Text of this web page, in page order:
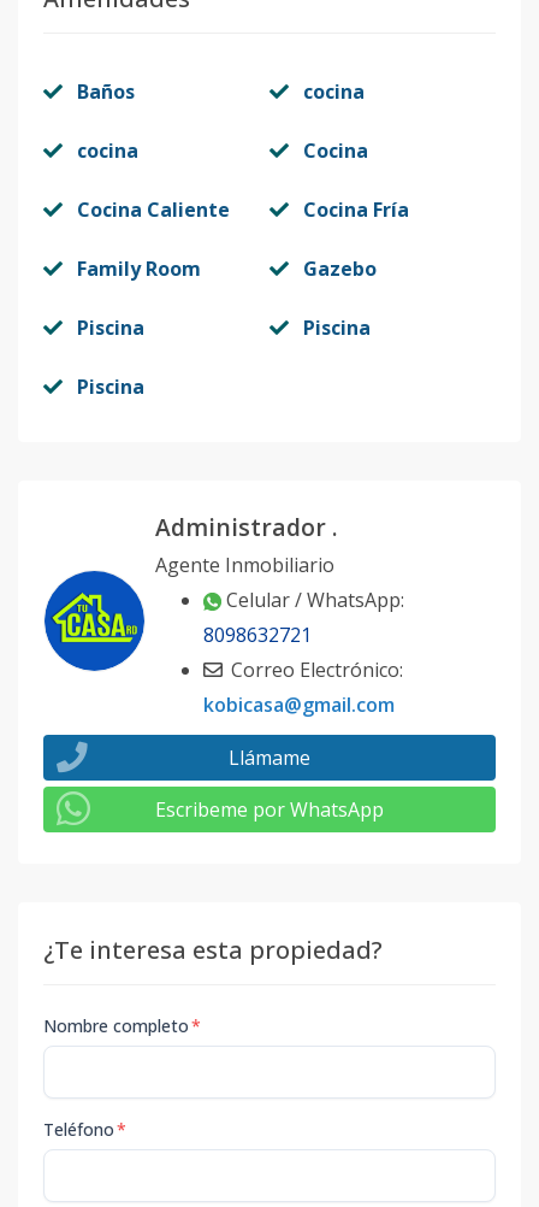
Baños cocina
cocina Cocina
Cocina Caliente Cocina Fría
Family Room Gazebo
Piscina Piscina
Piscina
Administrador .
Agente Inmobiliario
Celular / WhatsApp:
8098632721
Correo Electrónico:
kobicasa@gmail.com
Llámame
Escribeme por WhatsApp
¿Te interesa esta propiedad?
Nombre completo*
Teléfono*